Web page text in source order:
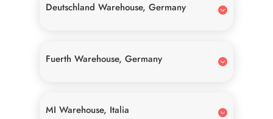
Deutschland Warehouse, Germany
Fuerth Warehouse, Germany
MI Warehouse, Italia